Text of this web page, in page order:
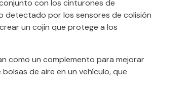
con los cinturones de
detectado por los sensores de colisión
un cojín que protege a los
como un complemento para mejorar
de aire en un vehículo, que